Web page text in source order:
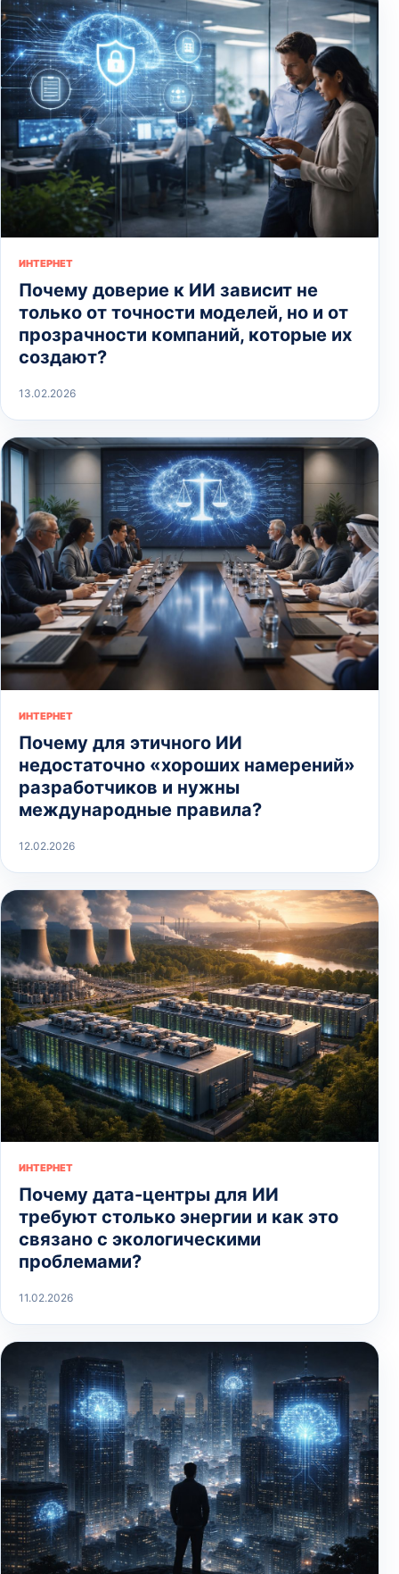
ИНТЕРНЕТ
Почему доверие к ИИ зависит не
только от точности моделей, но и от
прозрачности компаний, которые их
создают?
13.02.2026
ИНТЕРНЕТ
Почему для этичного ИИ
недостаточно «хороших намерений»
разработчиков и нужны
международные правила?
12.02.2026
ИНТЕРНЕТ
Почему дата-центры для ИИ
требуют столько энергии и как это
связано с экологическими
проблемами?
11.02.2026